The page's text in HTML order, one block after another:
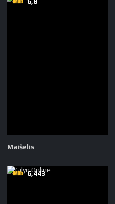
Maišelis
6,443